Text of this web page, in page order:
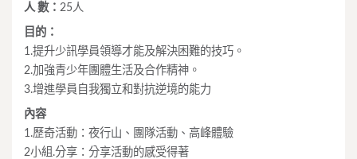
人 數： 25人
目的：
1.提升少訊學員領導才能及解決困難的技巧。
2.加強青少年團體生活及合作精神。
3.增進學員自我獨立和對抗逆境的能力
內容
1.歷奇活動：夜行山、團隊活動、高峰體驗
2小組.分享：分享活動的感受得著